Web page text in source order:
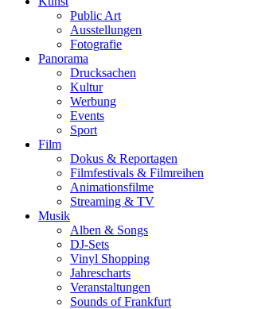
Public Art
Ausstellungen
Fotografie
Panorama
Drucksachen
Kultur
Werbung
Events
Sport
Film
Dokus & Reportagen
Filmfestivals & Filmreihen
Animationsfilme
Streaming & TV
Musik
Alben & Songs
DJ-Sets
Vinyl Shopping
Jahrescharts
Veranstaltungen
Sounds of Frankfurt